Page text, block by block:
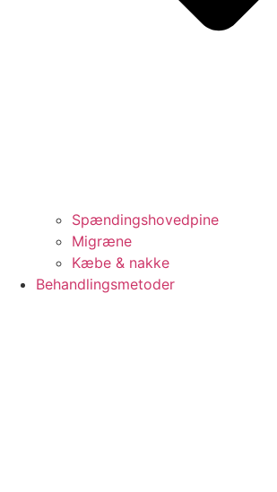
Spændingshovedpine
Migræne
Kæbe & nakke
Behandlingsmetoder